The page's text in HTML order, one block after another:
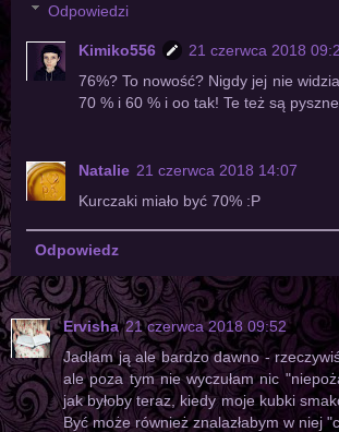
Odpowiedzi
Kimiko556
21 czerwca 2018
76%? To nowość? Nigdy jej nie
70 % i 60 % i oo tak! Te też są pyszne.
Natalie 21 czerwca 2018 14:07
Kurczaki miało być 70% :P
Odpowiedz
Ervisha 21 czerwca 2018 09:52
Jadłam ją ale bardzo dawno -
ale poza tym nie wyczułam nic
jak byłoby teraz, kiedy moje kubki
Być może również znalazłabym w niej